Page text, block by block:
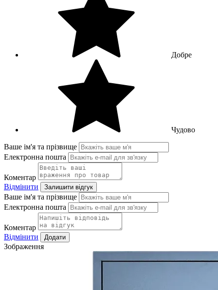
Добре
Чудово
Ваше ім'я та прізвище
Електронна пошта
Коментар
Відмінити
Залишити відгук
Ваше ім'я та прізвище
Електронна пошта
Коментар
Відмінити
Додати
Зображення